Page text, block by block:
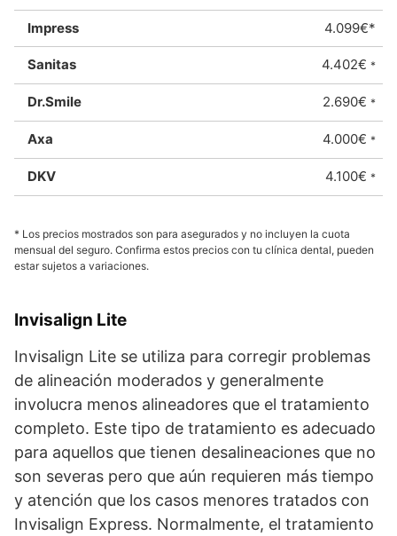
4.099€*
4.402€ *
2.690€ *
4.000€ *
4.100€ *
* Los precios mostrados son para asegurados y no incluyen la cuota
mensual del seguro. Confirma estos precios con tu clínica dental, pueden
estar sujetos a variaciones.
Invisalign Lite
Invisalign Lite se utiliza para corregir problemas
de alineación moderados y generalmente
involucra menos alineadores que el tratamiento
completo. Este tipo de tratamiento es adecuado
para aquellos que tienen desalineaciones que no
son severas pero que aún requieren más tiempo
y atención que los casos menores tratados con
Invisalign Express. Normalmente, el tratamiento